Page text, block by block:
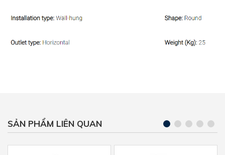
SẢN PHẨM LIÊN QUAN